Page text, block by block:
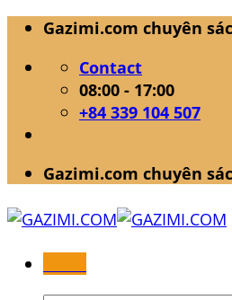
Skip
content
Gazimi.com chuyên
Contact
08:00 - 17:00
+84 339 104 507
Gazimi.com chuyên